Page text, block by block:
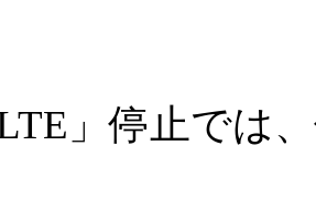
」停止では